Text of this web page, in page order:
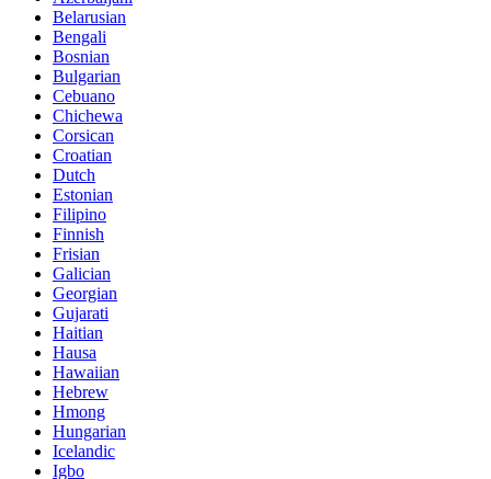
Belarusian
Bengali
Bosnian
Bulgarian
Cebuano
Chichewa
Corsican
Croatian
Dutch
Estonian
Filipino
Finnish
Frisian
Galician
Georgian
Gujarati
Haitian
Hausa
Hawaiian
Hebrew
Hmong
Hungarian
Icelandic
Igbo